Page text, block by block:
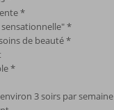
*
*
de beauté *
*
3 soirs par semaine